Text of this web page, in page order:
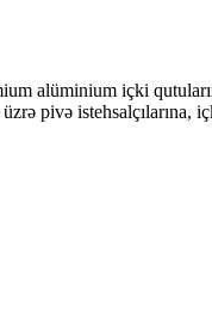
alüminium içki
pivə